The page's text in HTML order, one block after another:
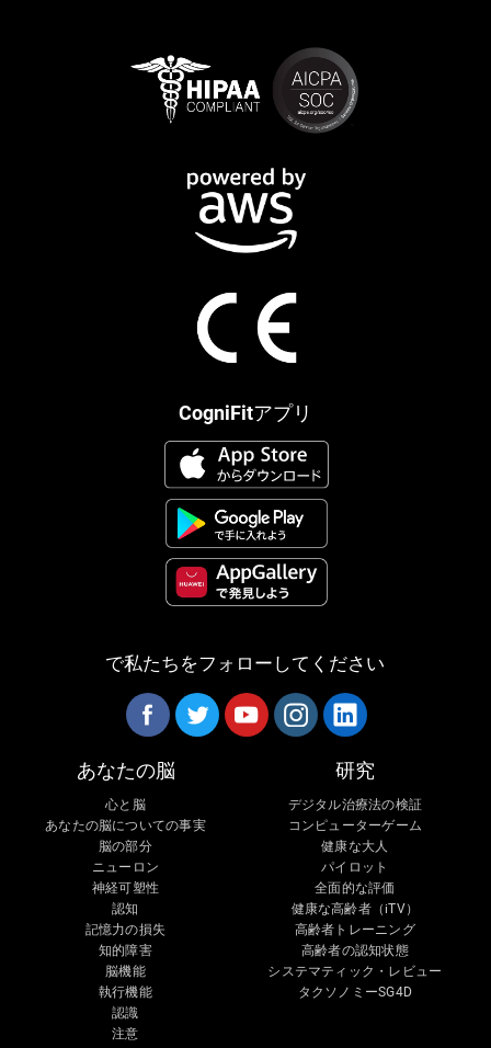
CogniFitアプリ
で私たちをフォローしてください
あなたの脳
心と脳
あなたの脳についての事実
脳の部分
ニューロン
神経可塑性
認知
記憶力の損失
知的障害
脳機能
執行機能
認識
注意
研究
デジタル治療法の検証
コンピューターゲーム
健康な大人
パイロット
全面的な評価
健康な高齢者（iTV）
高齢者トレーニング
高齢者の認知状態
システマティック・レビュー
タクソノミーSG4D